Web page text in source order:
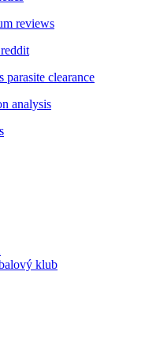
reviews
parasite clearance
analysis
klub